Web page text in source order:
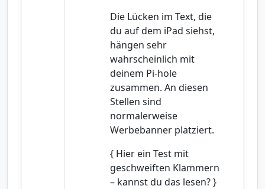
Die Lücken im Text, die
du auf dem iPad siehst,
hängen sehr
wahrscheinlich mit
deinem Pi-hole
zusammen. An diesen
Stellen sind
normalerweise
Werbebanner platziert.
{ Hier ein Test mit
geschweiften Klammern
– kannst du das lesen? }